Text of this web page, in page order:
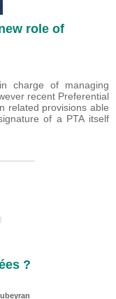
role of
charge of managing
recent Preferential
related provisions able
of a PTA itself
?